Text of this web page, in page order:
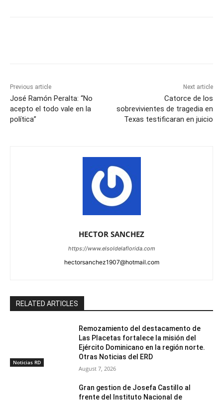
Previous article
José Ramón Peralta: “No
acepto el todo vale en la
política”
Next article
Catorce de los
sobrevivientes de tragedia en
Texas testificaran en juicio
HECTOR SANCHEZ
https://www.elsoldelaflorida.com
hectorsanchez1907@hotmail.com
RELATED ARTICLES
Noticias RD
Remozamiento del destacamento de
Las Placetas fortalece la misión del
Ejército Dominicano en la región norte.
Otras Noticias del ERD
August 7, 2026
Gran gestion de Josefa Castillo al
frente del Instituto Nacional de